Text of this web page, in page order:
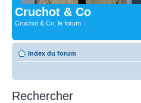
Cruchot & Co
Cruchot & Co, le forum
Index du forum
Rechercher